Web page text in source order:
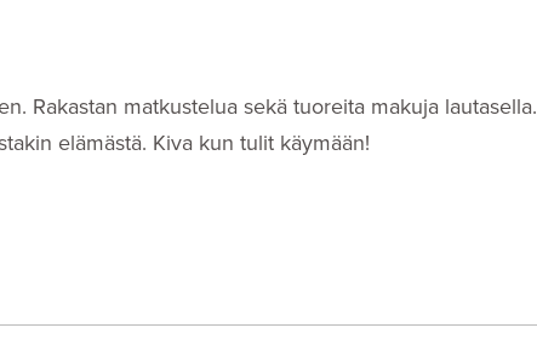
Rakastan matkustelua sekä tuoreita makuja lautasella.
elämästä. Kiva kun tulit käymään!